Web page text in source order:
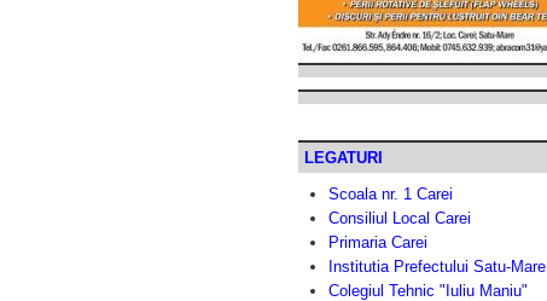
LEGATURI
Scoala nr. 1 Carei
Consiliul Local Carei
Primaria Carei
Institutia Prefectului Satu-Mare
Colegiul Tehnic "Iuliu Maniu"